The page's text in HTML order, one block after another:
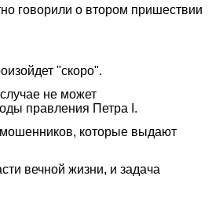
говорили о втором пришествии
"скоро".
не может
правления Петра I.
которые выдают
вечной жизни, и задача